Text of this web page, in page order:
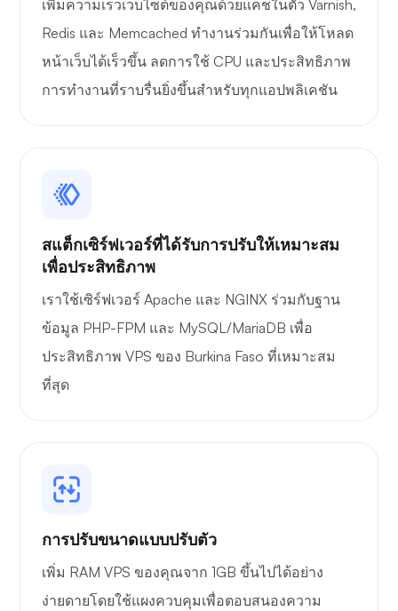
เพิ่มความเร็วเว็บไซต์ของคุณด้วยแคชในตัว Varnish,
Redis และ Memcached ทำงานร่วมกันเพื่อให้โหลด
หน้าเว็บได้เร็วขึ้น ลดการใช้ CPU และประสิทธิภาพ
การทำงานที่ราบรื่นยิ่งขึ้นสำหรับทุกแอปพลิเคชัน
สแต็กเซิร์ฟเวอร์ที่ได้รับการปรับให้เหมาะสม
เพื่อประสิทธิภาพ
เราใช้เซิร์ฟเวอร์ Apache และ NGINX ร่วมกับฐาน
ข้อมูล PHP-FPM และ MySQL/MariaDB เพื่อ
ประสิทธิภาพ VPS ของ Burkina Faso ที่เหมาะสม
ที่สุด
การปรับขนาดแบบปรับตัว
เพิ่ม RAM VPS ของคุณจาก 1GB ขึ้นไปได้อย่าง
ง่ายดายโดยใช้แผงควบคุมเพื่อตอบสนองความ